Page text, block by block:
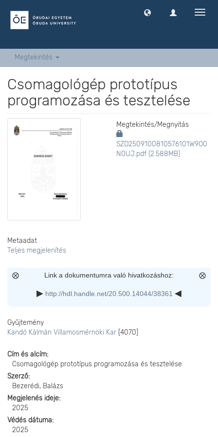
Megtekintés
Csomagológép prototípus
programozása és tesztelése
Megtekintés/Megnyitás
SZD2509100810576101W9O0
N0UJ.pdf (2.588MB)
Metaadat
Teljes megjelenítés
Link a dokumentumra való hivatkozáshoz:
http://hdl.handle.net/20.500.14044/38361
Gyűjtemény
Kandó Kálmán Villamosmérnöki Kar [4070]
Cím és alcím
Csomagológép prototípus programozása és tesztelése
Szerző
Bezerédi, Balázs
Megjelenés ideje
2025
Védés dátuma
2025